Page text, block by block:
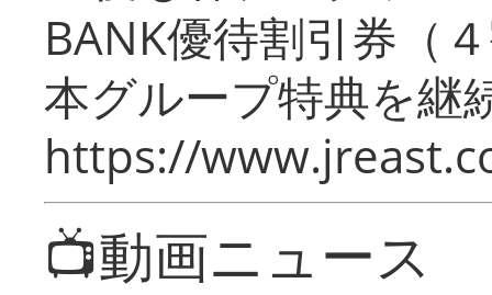
BANK優待割引券（
本グループ特典を継
https://
📺動画ニュース